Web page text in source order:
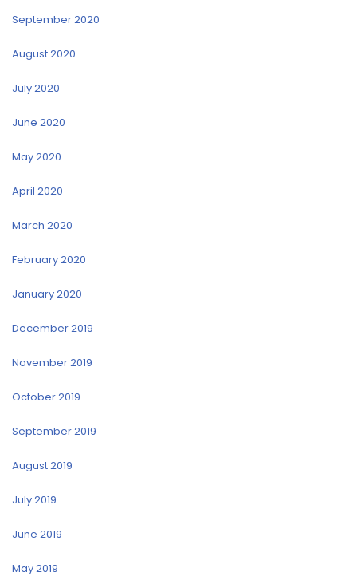
September 2020
August 2020
July 2020
June 2020
May 2020
April 2020
March 2020
February 2020
January 2020
December 2019
November 2019
October 2019
September 2019
August 2019
July 2019
June 2019
May 2019